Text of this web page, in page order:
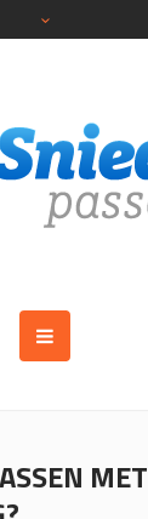
MET